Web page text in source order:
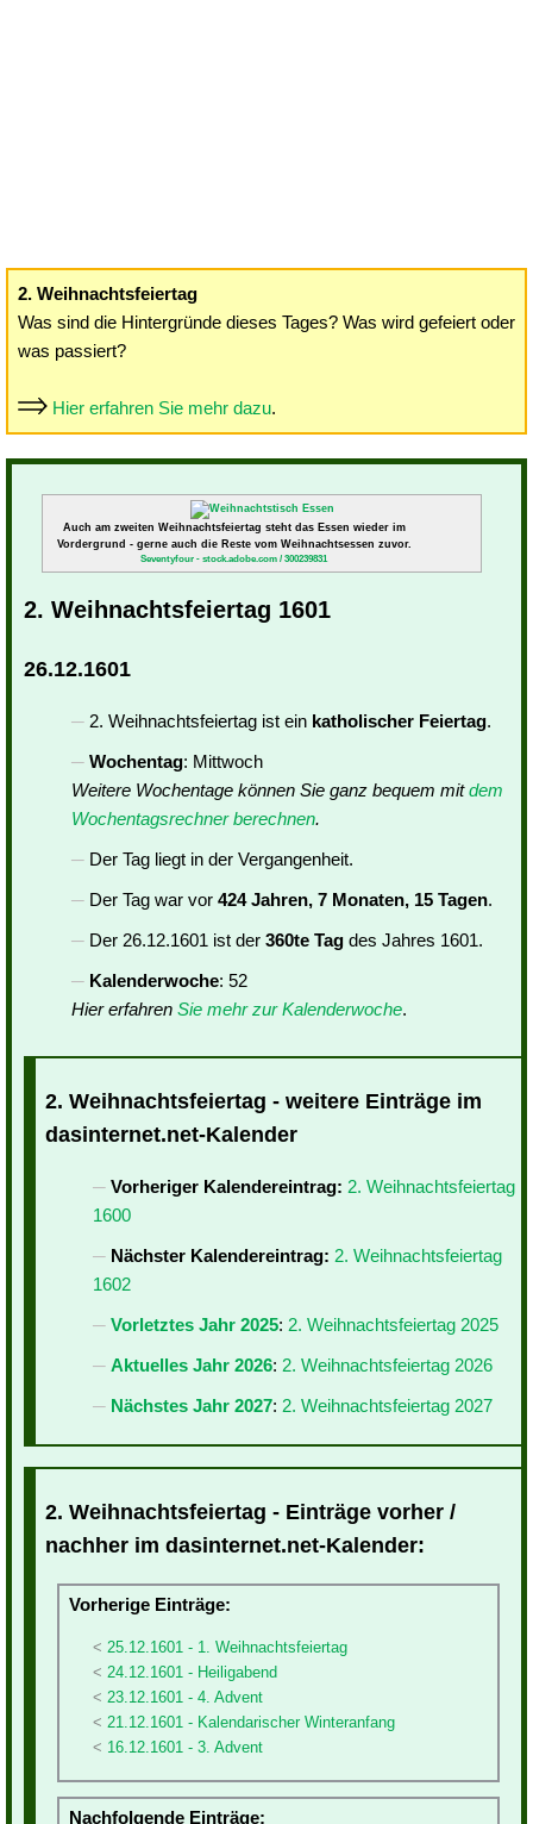
2. Weihnachtsfeiertag
Was sind die Hintergründe dieses Tages? Was wird gefeiert oder
was passiert?
Hier erfahren Sie mehr dazu.
Auch am zweiten Weihnachtsfeiertag steht das Essen wieder im
Vordergrund - gerne auch die Reste vom Weihnachtsessen zuvor.
Seventyfour - stock.adobe.com / 300239831
2. Weihnachtsfeiertag 1601
26.12.1601
2. Weihnachtsfeiertag ist ein katholischer Feiertag.
Wochentag: Mittwoch
Weitere Wochentage können Sie ganz bequem mitdem
Wochentagsrechner berechnen.
Der Tag liegt in der Vergangenheit.
Der Tag war vor 424 Jahren, 7 Monaten, 15 Tagen.
Der 26.12.1601 ist der 360te Tag des Jahres 1601.
Kalenderwoche: 52
Hier erfahren Sie mehr zur Kalenderwoche.
2. Weihnachtsfeiertag - weitere Einträge im
dasinternet.net-Kalender
Vorheriger Kalendereintrag: 2. Weihnachtsfeiertag
1600
Nächster Kalendereintrag: 2. Weihnachtsfeiertag
1602
Vorletztes Jahr 2025: 2. Weihnachtsfeiertag 2025
Aktuelles Jahr 2026: 2. Weihnachtsfeiertag 2026
Nächstes Jahr 2027: 2. Weihnachtsfeiertag 2027
2. Weihnachtsfeiertag - Einträge vorher /
nachher im dasinternet.net-Kalender:
Vorherige Einträge:
25.12.1601 - 1. Weihnachtsfeiertag
24.12.1601 - Heiligabend
23.12.1601 - 4. Advent
21.12.1601 - Kalendarischer Winteranfang
16.12.1601 - 3. Advent
Nachfolgende Einträge: